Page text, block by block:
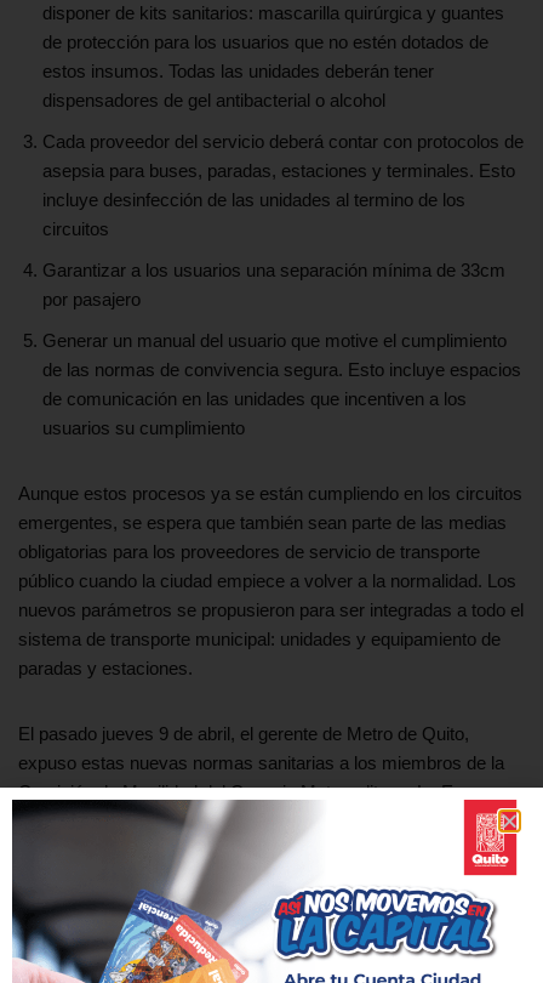
disponer de kits sanitarios: mascarilla quirúrgica y guantes
de protección para los usuarios que no estén dotados de
estos insumos. Todas las unidades deberán tener
dispensadores de gel antibacterial o alcohol
Cada proveedor del servicio deberá contar con protocolos de
asepsia para buses, paradas, estaciones y terminales. Esto
incluye desinfección de las unidades al termino de los
circuitos
Garantizar a los usuarios una separación mínima de 33cm
por pasajero
Generar un manual del usuario que motive el cumplimiento
de las normas de convivencia segura. Esto incluye espacios
de comunicación en las unidades que incentiven a los
usuarios su cumplimiento
Aunque estos procesos ya se están cumpliendo en los circuitos
emergentes, se espera que también sean parte de las medias
obligatorias para los proveedores de servicio de transporte
público cuando la ciudad empiece a volver a la normalidad. Los
nuevos parámetros se propusieron para ser integradas a todo el
sistema de transporte municipal: unidades y equipamiento de
paradas y estaciones.
El pasado jueves 9 de abril, el gerente de Metro de Quito,
expuso estas nuevas normas sanitarias a los miembros de la
Comisión de Movilidad del Concejo Metropolitano. La Empresa
Pública Metropolitana Metro de Quito integrará estas nuevas
normas sanitarias en la operación de la primera línea del Metro.
Estas condiciones se agregarán a los índices de calidad y
operación que deberá cumplir la empresa interesada en operar
el Metro de Quito.